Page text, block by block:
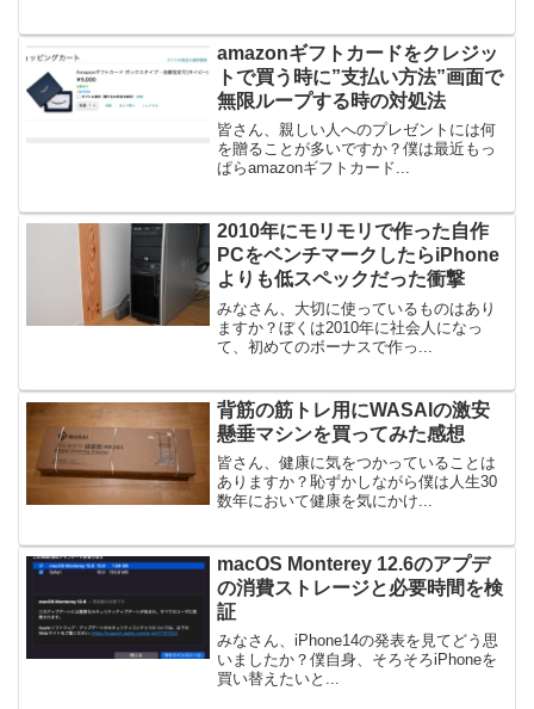
amazonギフトカードをクレジッ
トで買う時に”支払い方法”画面で
無限ループする時の対処法
皆さん、親しい人へのプレゼントには何
を贈ることが多いですか？僕は最近もっ
ぱらamazonギフトカード...
2010年にモリモリで作った自作
PCをベンチマークしたらiPhone
よりも低スペックだった衝撃
みなさん、大切に使っているものはあり
ますか？ぼくは2010年に社会人になっ
て、初めてのボーナスで作っ...
背筋の筋トレ用にWASAIの激安
懸垂マシンを買ってみた感想
皆さん、健康に気をつかっていることは
ありますか？恥ずかしながら僕は人生30
数年において健康を気にかけ...
macOS Monterey 12.6のアプデ
の消費ストレージと必要時間を検
証
みなさん、iPhone14の発表を見てどう思
いましたか？僕自身、そろそろiPhoneを
買い替えたいと...